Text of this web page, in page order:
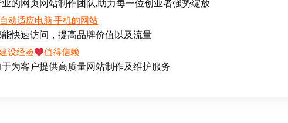
的网页网站制作团队,助力每一位创业者强势绽放
动适应电脑·手机的网站
快速访问，提高品牌价值以及流量
设经验 值得信赖
为客户提供高质量网站制作及维护服务